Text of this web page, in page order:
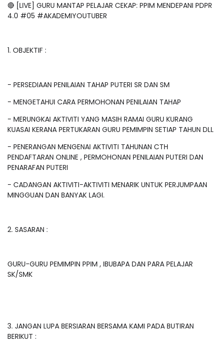
🔴 [LIVE] GURU MANTAP PELAJAR CEKAP: PPIM MENDEPANI PDPR
4.0 #05 #AKADEMIYOUTUBER
1. OBJEKTIF :
- PERSEDIAAN PENILAIAN TAHAP PUTERI SR DAN SM
- MENGETAHUI CARA PERMOHONAN PENILAIAN TAHAP
- MERUNGKAI AKTIVITI YANG MASIH RAMAI GURU KURANG
KUASAI KERANA PERTUKARAN GURU PEMIMPIN SETIAP TAHUN DLL
- PENERANGAN MENGENAI AKTIVITI TAHUNAN CTH
PENDAFTARAN ONLINE , PERMOHONAN PENILAIAN PUTERI DAN
PENARAFAN PUTERI
- CADANGAN AKTIVITI-AKTIVITI MENARIK UNTUK PERJUMPAAN
MINGGUAN DAN BANYAK LAGI.
2. SASARAN :
GURU-GURU PEMIMPIN PPIM , IBUBAPA DAN PARA PELAJAR
SK/SMK
3. JANGAN LUPA BERSIARAN BERSAMA KAMI PADA BUTIRAN
BERIKUT :